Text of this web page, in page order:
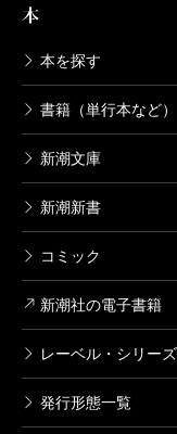
本
本を探す
書籍（単行本など）
新潮文庫
新潮新書
コミック
新潮社の電子書籍
レーベル・シリー
発行形態一覧